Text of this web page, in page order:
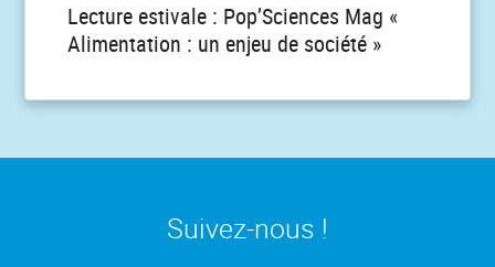
Lecture estivale : Pop’Sciences Mag «
Alimentation : un enjeu de société »
Suivez-nous !